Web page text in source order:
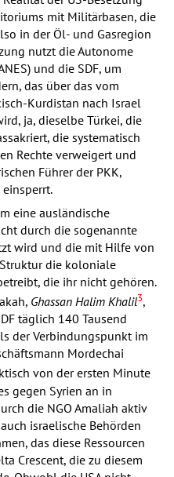
mit Militärbasen, die
in der Öl- und Gasregion
nutzt die Autonome
) und die SDF, um
das über das vom
Kurdistan nach Israel
ja, dieselbe Türkei, die
die systematisch
Rechte verweigert und
Führer derPKK,
eine ausländische
durch die sogenannte
wird und die mit Hilfe von
die koloniale
die ihr nicht gehören.
Ghassan Halim Khalil3,
täglich 140 Tausend
der Verbindungspunkt im
Mordechai
von der ersten Minute
gegen Syrien an in
die NGO Amaliah aktiv
israelische Behörden
das diese Ressourcen
Crescent, die zu diesem